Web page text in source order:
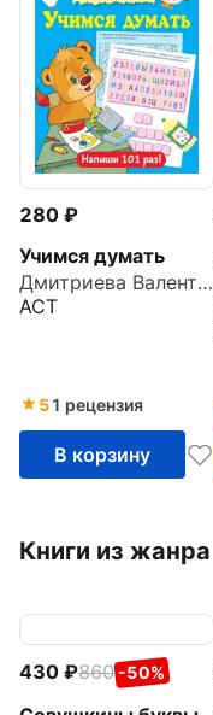
280
Учимся думать
Дмитриева Валентина Геннадьевна
АСТ
51 рецензия
В корзину
Книги из жанра
430 860 -50%